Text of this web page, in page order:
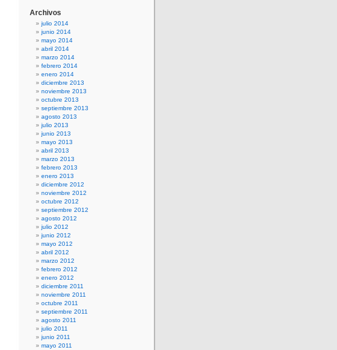
Archivos
julio 2014
junio 2014
mayo 2014
abril 2014
marzo 2014
febrero 2014
enero 2014
diciembre 2013
noviembre 2013
octubre 2013
septiembre 2013
agosto 2013
julio 2013
junio 2013
mayo 2013
abril 2013
marzo 2013
febrero 2013
enero 2013
diciembre 2012
noviembre 2012
octubre 2012
septiembre 2012
agosto 2012
julio 2012
junio 2012
mayo 2012
abril 2012
marzo 2012
febrero 2012
enero 2012
diciembre 2011
noviembre 2011
octubre 2011
septiembre 2011
agosto 2011
julio 2011
junio 2011
mayo 2011